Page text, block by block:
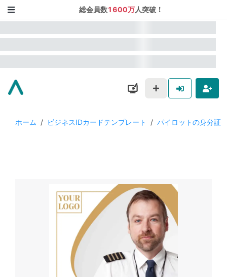
総会員数1600万人突破！
ホーム / ビジネスIDカードテンプレート / パイロットの身分証